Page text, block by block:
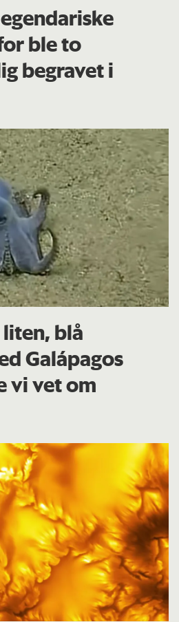
ble to
begravet i
liten, blå
Galápagos
vi vet om